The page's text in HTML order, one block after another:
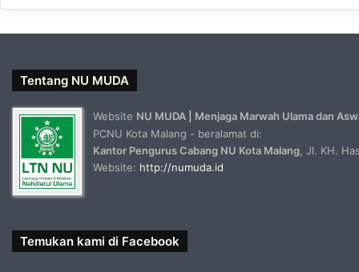
Tentang NU MUDA
Website NU MUDA | Menjaga Marwah Ulama dan
PCNU Kota Malang - beralamat di:
Kantor Pengurus Cabang NU Kota Malang , Jl. KH.
Website: http://numuda.id
Temukan kami di Facebook